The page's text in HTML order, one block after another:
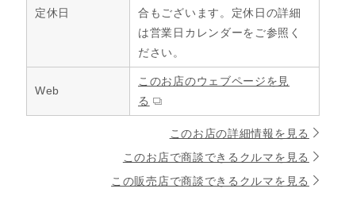
定休日
合もございます。定休日の詳細
は営業日カレンダーをご参照く
ださい。
Web
このお店のウェブページを見
る
このお店の詳細情報を見る
このお店で商談できるクルマを見る
この販売店で商談できるクルマを見る